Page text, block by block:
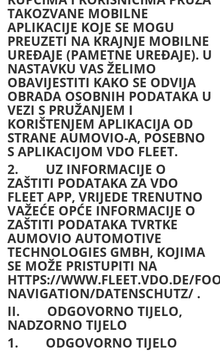
TAKOZVANE MOBILNE
APLIKACIJE KOJE SE MOGU
PREUZETI NA KRAJNJE MOBILNE
UREĐAJE (PAMETNE UREĐAJE). U
NASTAVKU VAS ŽELIMO
OBAVIJESTITI KAKO SE ODVIJA
OBRADA OSOBNIH PODATAKA U
VEZI S PRUŽANJEM I
KORIŠTENJEM APLIKACIJA OD
STRANE AUMOVIO-A, POSEBNO
S APLIKACIJOM VDO FLEET.
2. UZ INFORMACIJE O
ZAŠTITI PODATAKA ZA VDO
FLEET APP, VRIJEDE TRENUTNO
VAŽEĆE OPĆE INFORMACIJE O
ZAŠTITI PODATAKA TVRTKE
AUMOVIO AUTOMOTIVE
TECHNOLOGIES GMBH, KOJIMA
SE MOŽE PRISTUPITI NA
HTTPS://WWW.FLEET.VDO.DE/
NAVIGATION/DATENSCHUTZ/ .
II. ODGOVORNO TIJELO,
NADZORNO TIJELO
1. ODGOVORNO TIJELO